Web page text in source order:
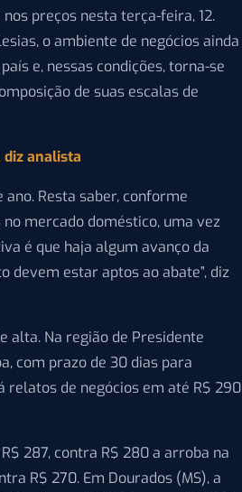
preços nesta terça-feira, 12.
o ambiente de negócios ainda
e, nessas condições, torna-se
de suas escalas de
analista
Resta saber, conforme
mercado doméstico, uma vez
é que haja algum avanço da
devem estar aptos ao abate”, diz
alta. Na região de Presidente
com prazo de 30 dias para
relatos de negócios em até R$ 290
287, contra R$ 280 a arroba na
R$ 270. Em Dourados (MS), a